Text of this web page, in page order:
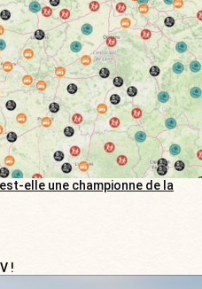
elle une championne de la
!